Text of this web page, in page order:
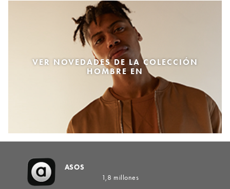
VER NOVEDADES DE LA COLECCIÓN
HOMBRE EN
ASOS
1,8 millones